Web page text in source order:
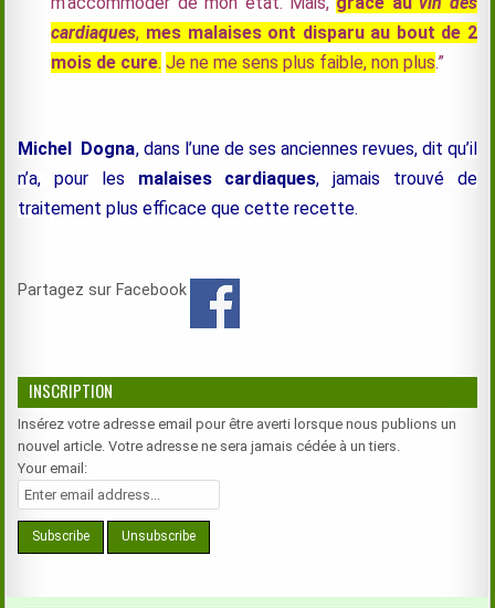
cardiaques, mes malaises ont disparu au bout de 2
mois de cure. Je ne me sens plus faible, non plus.”
Michel Dogna, dans l’une de ses anciennes revues, dit qu’il
n’a, pour les malaises cardiaques, jamais trouvé de
traitement plus efficace que cette recette.
Partagez sur Facebook
INSCRIPTION
Insérez votre adresse email pour être averti lorsque nous publions un
nouvel article. Votre adresse ne sera jamais cédée à un tiers.
Your email: